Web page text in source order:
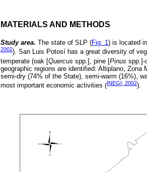
MATERIALS AND METHODS
Study area. The state of SLP (Fig. 1) is located in
2002). San Luis Potosí has a great diversity of
temperate (oak [Quercus spp.], pine [Pinus spp.]-
geographic regions are identified: Altiplano, Zona
semi-dry (74% of the State), semi-warm (16%),
most important economic activities (INEGI, 2002).